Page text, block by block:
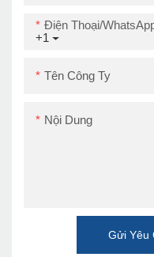
+1
Điện Thoại/
Tên Công Ty
Nội Dung
Gửi Yêu